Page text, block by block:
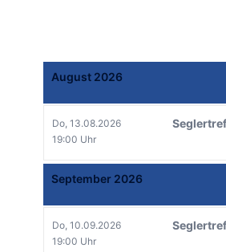
August 2026
Do, 13.08.2026
19:00 Uhr
September 2026
Do, 10.09.2026
19:00 Uhr